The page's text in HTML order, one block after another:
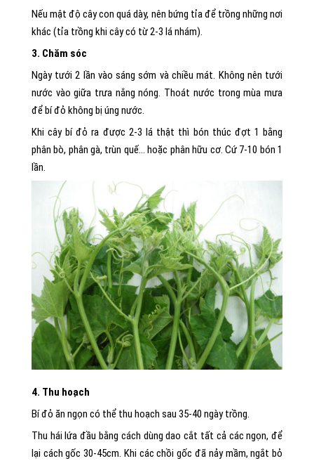
Nếu mật độ cây con quá dày, nên bứng tỉa để trồng những nơi
khác (tỉa trồng khi cây có từ 2-3 lá nhám).
3. Chăm sóc
Ngày tưới 2 lần vào sáng sớm và chiều mát. Không nên tưới
nước vào giữa trưa nắng nóng. Thoát nước trong mùa mưa
để bí đỏ không bị úng nước.
Khi cây bí đỏ ra được 2-3 lá thật thì bón thúc đợt 1 bằng
phân bò, phân gà, trùn quế… hoặc phân hữu cơ. Cứ 7-10 bón 1
lần.
4. Thu hoạch
Bí đỏ ăn ngọn có thể thu hoạch sau 35-40 ngày trồng.
Thu hái lứa đầu bằng cách dùng dao cắt tất cả các ngọn, để
lại cách gốc 30-45cm. Khi các chồi gốc đã nảy mầm, ngắt bỏ